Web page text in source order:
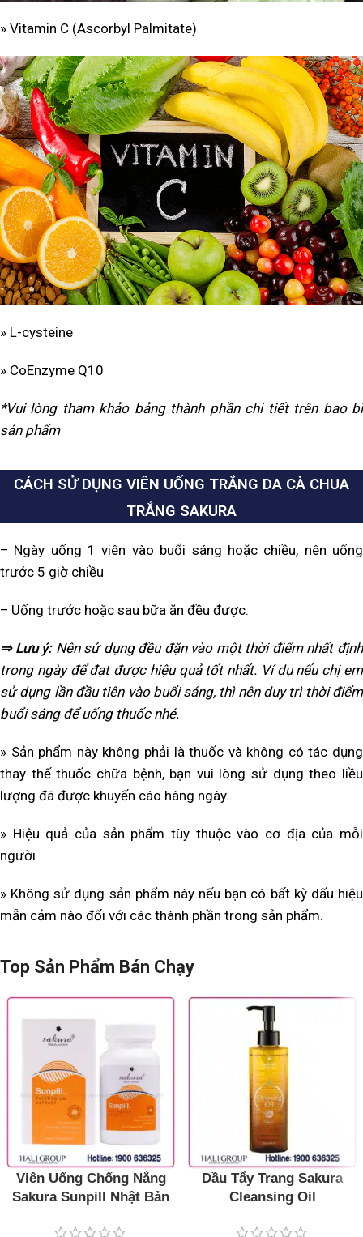
» Vitamin C (Ascorbyl Palmitate)
» L-cysteine
» CoEnzyme Q10
*Vui lòng tham khảo bảng thành phần chi tiết trên bao bì
sản phẩm
CÁCH SỬ DỤNG VIÊN UỐNG TRẮNG DA CÀ CHUA
TRẮNG SAKURA
– Ngày uống 1 viên vào buổi sáng hoặc chiều, nên uống
trước 5 giờ chiều
– Uống trước hoặc sau bữa ăn đều được.
⇒ Lưu ý:Nên sử dụng đều đặn vào một thời điểm nhất định
trong ngày để đạt được hiệu quả tốt nhất. Ví dụ nếu chị em
sử dụng lần đầu tiên vào buổi sáng, thì nên duy trì thời điểm
buổi sáng để uống thuốc nhé.
» Sản phẩm này không phải là thuốc và không có tác dụng
thay thế thuốc chữa bệnh, bạn vui lòng sử dụng theo liều
lượng đã được khuyến cáo hàng ngày.
» Hiệu quả của sản phẩm tùy thuộc vào cơ địa của mỗi
người
» Không sử dụng sản phẩm này nếu bạn có bất kỳ dấu hiệu
mẫn cảm nào đối với các thành phần trong sản phẩm.
Top Sản Phẩm Bán Chạy
Viên Uống Chống Nắng
Sakura Sunpill Nhật Bản
Dầu Tẩy Trang Sakura
Cleansing Oil